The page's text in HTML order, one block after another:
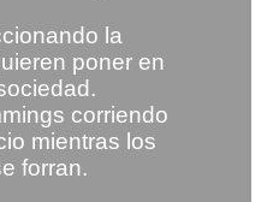
la
poner en
corriendo
mientras los
forran.